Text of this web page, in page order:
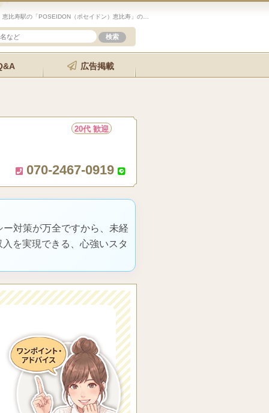
広告掲載
20代 歓迎
070-2467-0919
対策が万全ですから、未経
を実現できる、心強いスタ